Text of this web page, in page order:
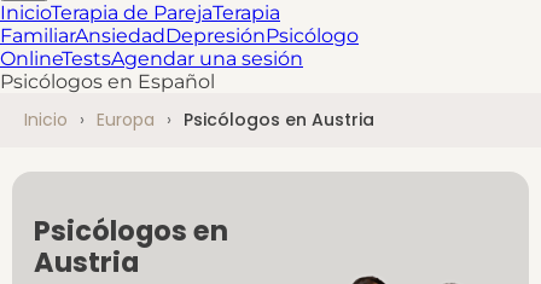
InicioTerapia de ParejaTerapia
FamiliarAnsiedadDepresiónPsicólogo
OnlineTestsAgendar una sesión
Psicólogos en Español
Inicio Europa Psicólogos en Austria
Psicólogos en
Austria